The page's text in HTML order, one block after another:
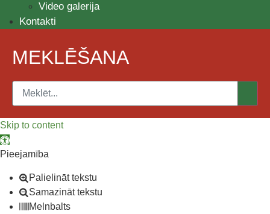
Video galerija
Kontakti
MEKLĒŠANA
Skip to content
Open toolbar
Pieejamība
Palielināt tekstu
Samazināt tekstu
Melnbalts